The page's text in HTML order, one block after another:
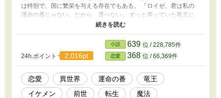
は特別で、国に繁栄を与える存在でもある。 「ロイゼ、君は私の
運命の番じゃない。だから、選べない」 ずっと慕っていた竜王に
そう告げられた、ロイゼ・イーデン。しかし、ロイゼは、知ってい
しい番」 けれどそれを知らない竜王は、今日もロイゼの親友に愛
を囁く。 いつの間にか、ロイゼの呼び名は、ロイゼから番の親
友、そして最後は嘘つきに変わっていた。 名前を失くしたロイゼ
は、消えることにした。
24h.ポイント 2,016pt
小説 639 位 / 228,785件
恋愛 368 位 / 66,369件
恋愛 異世界 運命の番
竜王
イケメン
前世 転生 魔法